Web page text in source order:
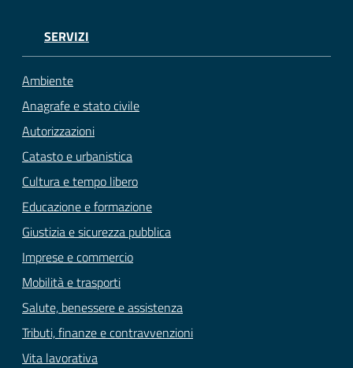
SERVIZI
Ambiente
Anagrafe e stato civile
Autorizzazioni
Catasto e urbanistica
Cultura e tempo libero
Educazione e formazione
Giustizia e sicurezza pubblica
Imprese e commercio
Mobilità e trasporti
Salute, benessere e assistenza
Tributi, finanze e contravvenzioni
Vita lavorativa